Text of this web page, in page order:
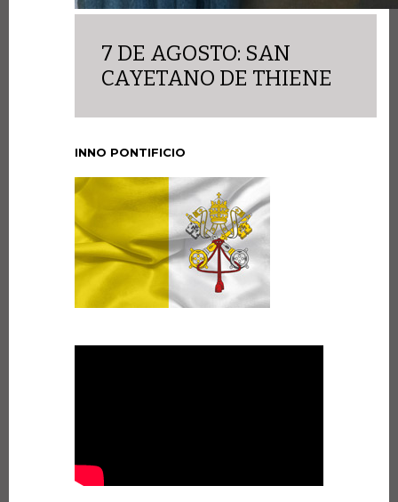
7 DE AGOSTO: SAN
CAYETANO DE THIENE
INNO PONTIFICIO